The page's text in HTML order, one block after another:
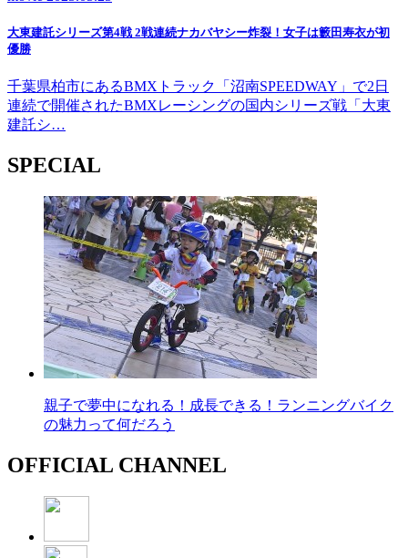
大東建託シリーズ第4戦 2戦連続ナカバヤシー炸裂！女子は籔田寿衣が初
優勝
千葉県柏市にあるBMXトラック「沼南SPEEDWAY」で2日
連続で開催されたBMXレーシングの国内シリーズ戦「大東
建託シ…
SPECIAL
親子で夢中になれる！成長できる！ランニングバイク
の魅力って何だろう
OFFICIAL CHANNEL